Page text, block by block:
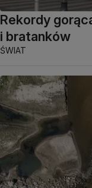
Rekordy
i bratanków
ŚWIAT